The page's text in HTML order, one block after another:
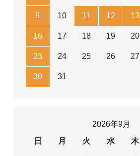
9 10 11 12 13
16 17 18 19 20
23 24 25 26 27
30 31
2026年9月
日
月 火 水 木